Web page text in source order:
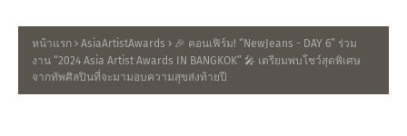
หน้าแรก AsiaArtistAwards
🎉 คอนเฟิร์ม! “NewJeans - DAY 6” ร่วม
งาน “2024 Asia Artist Awards IN BANGKOK” 🎤 เตรียมพบโชว์สุดพิเศษ
จากทัพศิลปินที่จะมามอบความสุขส่งท้ายปี